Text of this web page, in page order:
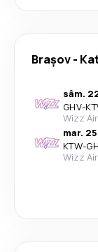
Brașov-
sâm.
GHV-
Wizz Air
mar.
KTW-
Wizz Air